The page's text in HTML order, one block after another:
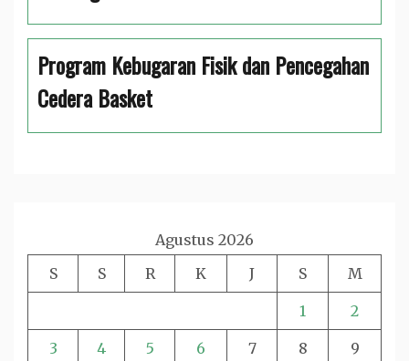
Program Kebugaran Fisik dan Pencegahan
Cedera Basket
Agustus 2026
S
S R K J S M
1 2
3 4 5 6 7 8 9